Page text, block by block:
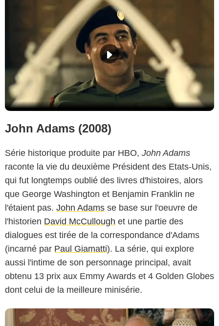
John Adams (2008)
Série historique produite par HBO, John Adams
raconte la vie du deuxième Président des Etats-Unis,
qui fut longtemps oublié des livres d'histoires, alors
que George Washington et Benjamin Franklin ne
l'étaient pas. John Adams se base sur l'oeuvre de
l'historien David McCullough et une partie des
dialogues est tirée de la correspondance d'Adams
(incarné par Paul Giamatti). La série, qui explore
aussi l'intime de son personnage principal, avait
obtenu 13 prix aux Emmy Awards et 4 Golden Globes
dont celui de la meilleure minisérie.